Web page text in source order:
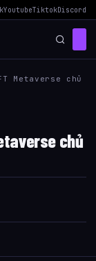
YoutubeTiktokDiscord
Metaverse chủ
chủ